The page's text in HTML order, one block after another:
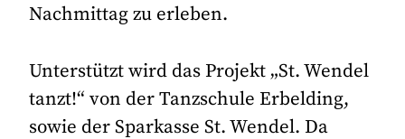
Nachmittag zu erleben.
Unterstützt wird das Projekt „St. Wendel
tanzt!“ von der Tanzschule Erbelding,
sowie der Sparkasse St. Wendel. Da